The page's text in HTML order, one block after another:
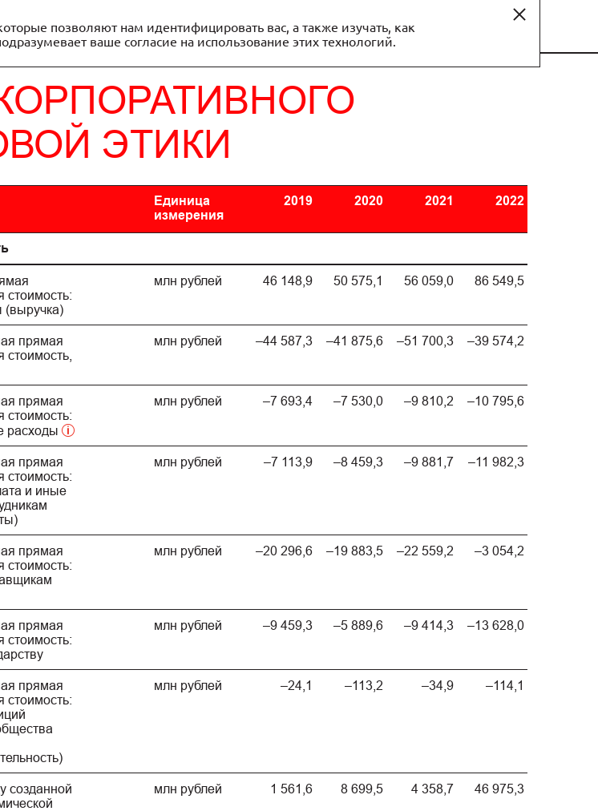
ПАО Московская биржа за 2022 год EN
ЭТИКИ
Единица
измерения
2019 2020 2021 2022
стоимость:
млн рублей 46 148,9 50 575,1 56 059,0 86 549,5
прямая
стоимость,
млн рублей –44 587,3 –41 875,6 –51 700,3 –39 574,2
прямая
стоимость:
расходы
млн рублей –7 693,4 –7 530,0 –9 810,2 –10 795,6
прямая
стоимость:
и иные
млн рублей –7 113,9 –8 459,3 –9 881,7 –11 982,3
прямая
стоимость:
млн рублей –20 296,6 –19 883,5 –22 559,2 –3 054,2
прямая
стоимость:
млн рублей –9 459,3 –5 889,6 –9 414,3 –13 628,0
прямая
стоимость:
млн рублей –24,1 –113,2 –34,9 –114,1
созданной
млн рублей 1 561,6 8 699,5 4 358,7 46 975,3
позволяют нам идентифицировать вас, а также изучать, как
ваше согласие на использование этих технологий.